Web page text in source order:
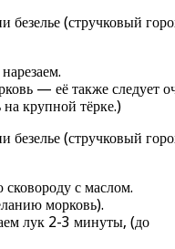
— её также следует
на крупной тёрке.)
сковороду с маслом.
морковь).
лук 2-3 минуты, (до